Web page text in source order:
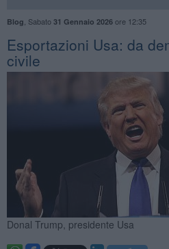
Blog Sabato 31 Gennaio 2026ore 12:35
Esportazioni Usa: da
civile
Donal Trump, presidente Usa